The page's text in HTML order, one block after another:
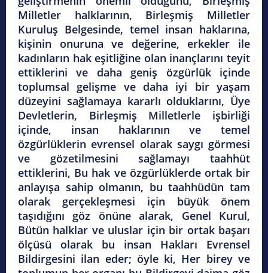
Milletler halklarının, Birleşmiş Milletler
Kuruluş Belgesinde, temel insan haklarına,
kişinin onuruna ve değerine, erkekler ile
kadınların hak eşitliğine olan inançlarını teyit
ettiklerini ve daha geniş özgürlük içinde
toplumsal gelişme ve daha iyi bir yaşam
düzeyini sağlamaya kararlı olduklarını, Üye
Devletlerin, Birleşmiş Milletlerle işbirliği
içinde, insan haklarının ve temel
özgürlüklerin evrensel olarak saygı görmesi
ve gözetilmesini sağlamayı taahhüt
ettiklerini, Bu hak ve özgürlüklerde ortak bir
anlayışa sahip olmanın, bu taahhüdün tam
olarak gerçekleşmesi için büyük önem
taşıdığını göz önüne alarak, Genel Kurul,
Bütün halklar ve uluslar için bir ortak başarı
ölçüsü olarak bu insan Hakları Evrensel
Bildirgesini ilan eder; öyle ki, Her birey ve